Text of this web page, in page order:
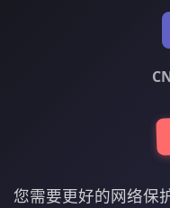
您需要更好的网络保